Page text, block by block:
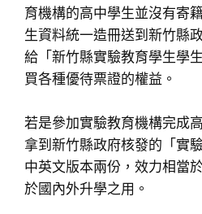
育機構的高中學生並沒有寄
生資料統一造冊送到新竹縣
給「新竹縣實驗教育學生學
買各種優待票證的權益。
若是參加實驗教育機構完成
拿到新竹縣政府核發的「實
中英文版本兩份，效力相當
於國內外升學之用。